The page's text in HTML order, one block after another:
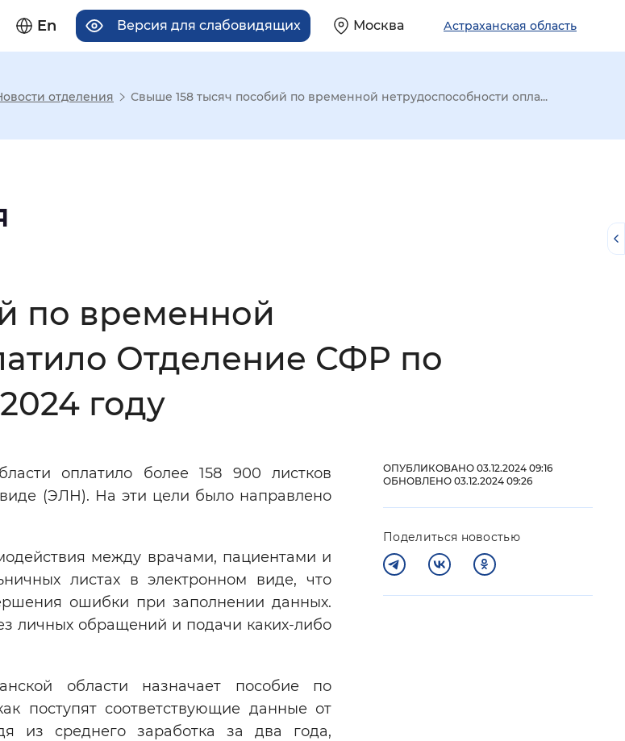
En Версия для слабовидящих Москва Астраханская область
Увеличенный Большой
отделения Свыше 158 тысяч пособий по временной нетрудоспособности опла...
по временной
Отделение СФР по
году
оплатило более 158 900 листков
(ЭЛН). На эти цели было направлено
между врачами, пациентами и
листах в электронном виде, что
ошибки при заполнении данных.
личных обращений и подачи каких-либо
области назначает пособие по
поступят соответствующие данные от
из среднего заработка за два года,
ОПУБЛИКОВАНО 03.12.2024 09:16
ОБНОВЛЕНО 03.12.2024 09:26
Поделиться новостью